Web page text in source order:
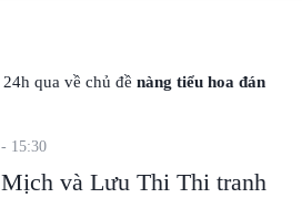
qua về chủ đề nàng tiểu hoa đán
và Lưu Thi Thi tranh
15:30